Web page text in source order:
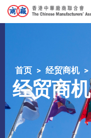
首页 经贸商机
经贸商机